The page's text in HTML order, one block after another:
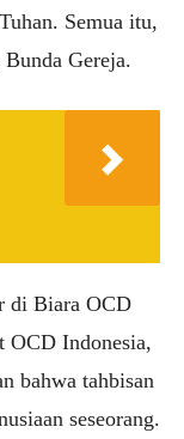
Semua itu,
Gereja.
di Biara OCD
OCD Indonesia,
bahwa tahbisan
seseorang.